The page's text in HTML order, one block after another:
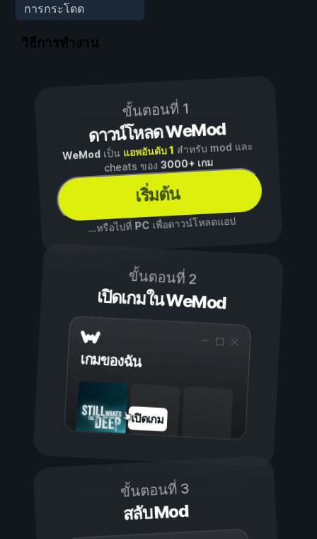
การกระโดด
วิธีการทำงาน
ขั้นตอนที่ 1
ดาวน์โหลด WeMod
WeModเป็น แอพอันดับ 1 สำหรับ mod และ
cheats ของ3000+ เกม
เริ่มต้น
...หรือไปที่ PCเพื่อดาวน์โหลดแอป
ขั้นตอนที่ 2
เปิดเกมใน WeMod
เกมของฉัน
เปิดเกม
ขั้นตอนที่ 3
สลับ Mod